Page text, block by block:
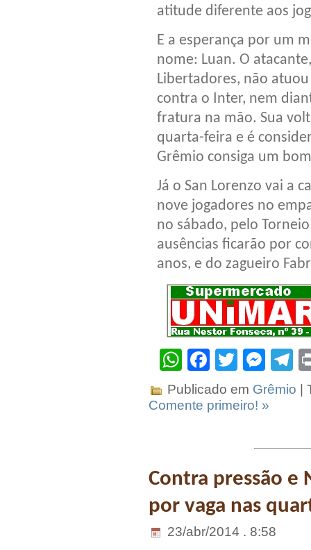
atitude diferente aos
E a esperança por um
nome: Luan. O
Libertadores, não
contra o Inter, nem
fratura na mão. Sua
quarta-feira e é
Grêmio consiga um
Já o San Lorenzo vai a
nove jogadores no
no sábado, pelo
ausências ficarão por
anos, e do zagueiro
WhatsApp
Facebook
Twitter
Publicado em Grêmio |
Comente primeiro! »
Contra pressão e
por vaga nas
23/abr/2014 . 8:58